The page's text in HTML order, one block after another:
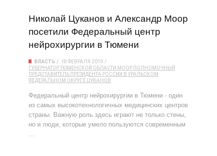
Николай Цуканов и Александр Моор
посетили Федеральный центр
нейрохирургии в Тюмени
ВЛАСТЬ
18 ФЕВРАЛЯ 2019
ГУБЕРНАТОР ТЮМЕНСКОЙ ОБЛАСТИ МООР ПОЛНОМОЧНЫЙ
ПРЕДСТАВИТЕЛЬ ПРЕЗИДЕНТА РОССИИ В УРАЛЬСКОМ
ФЕДЕРАЛЬНОМ ОКРУГЕ
ЦУКАНОВ
Федеральный центр нейрохирургии в Тюмени - один
из самых высокотехнологичных медицинских центров
страны. Важную роль здесь играют не только стены,
но и люди, которые умело пользуются современным
…